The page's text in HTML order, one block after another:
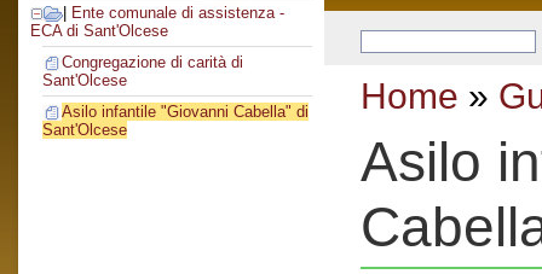
Ente comunale di assistenza -
ECA di Sant'Olcese
Congregazione di carità di
Sant'Olcese
Asilo infantile "Giovanni Cabella" di
Sant'Olcese
Home »
Asilo